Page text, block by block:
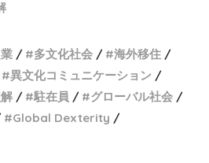
多文化社会
海外移住
異文化コミュニケーション
駐在員
グローバル社会
Global Dexterity